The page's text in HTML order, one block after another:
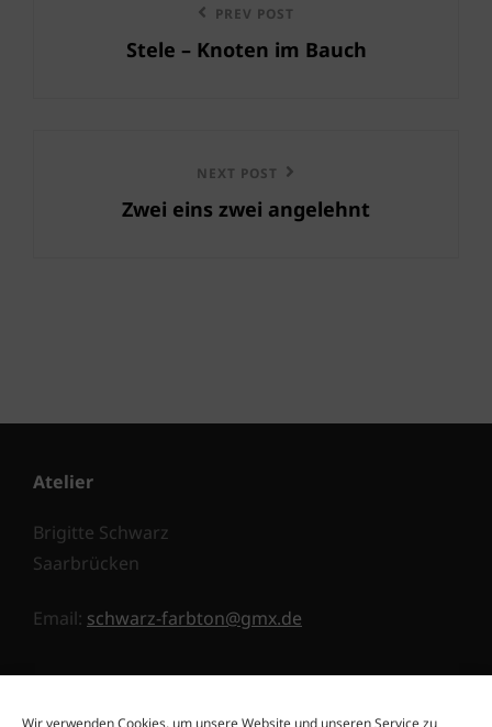
Wir verwenden Cookies, um unsere Website und unseren Service zu
PREV POST
Stele – Knoten im Bauch
NEXT POST
Zwei eins zwei angelehnt
Atelier
Brigitte Schwarz
Saarbrücken
Email: schwarz-farbton@gmx.de